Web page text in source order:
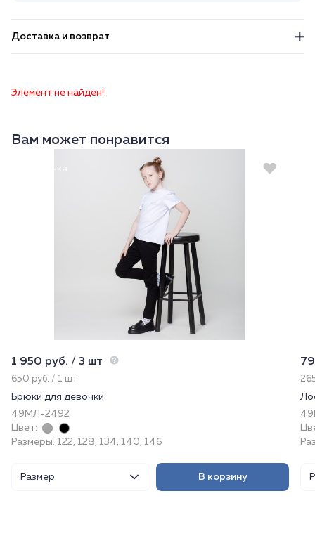
Доставка и возврат
Элемент не найден!
Вам может понравится
Новинка
1 950 руб. / 3 шт
650 руб. / 1 шт
Брюки для девочки
49МЛ-2492
Цвет:
Размеры: 122, 128, 134, 140, 146
Размер В корзину